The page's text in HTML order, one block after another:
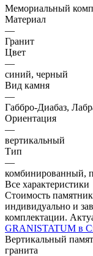
Мемориальный
Материал
—
Гранит
Цвет
—
синий, черный
Вид камня
—
Габбро-Диабаз,
Ориентация
—
вертикальный
Тип
—
комбинированный,
Все характеристики
Стоимость
индивидуально и
комплектации.
GRANISTATUM в
Вертикальный
гранита